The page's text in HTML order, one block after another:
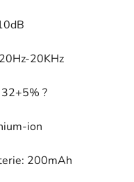
20KHz
32+5% ?
ion
200mAh